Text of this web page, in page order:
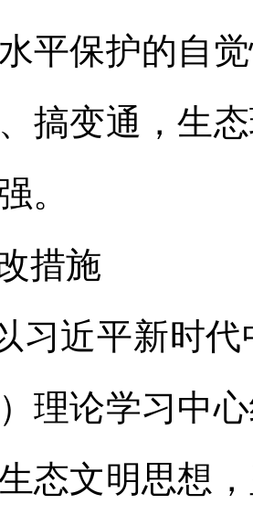
平保护的自
搞变通 ，生
。
措施
习近平新时
理论学习中
态文明思想